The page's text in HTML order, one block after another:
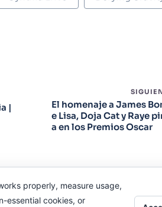
|
El homenaje a James
e Lisa, Doja Cat y Raye
a en los Premios Oscar
properly, measure usage,
essential cookies, or